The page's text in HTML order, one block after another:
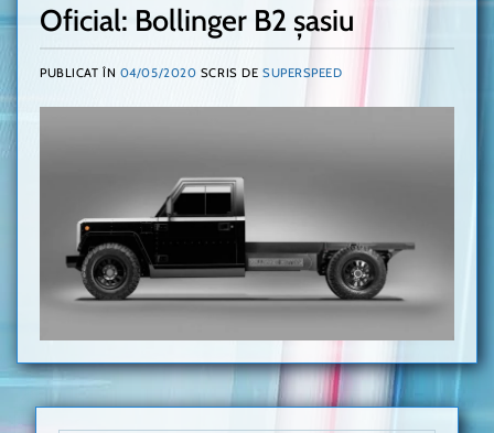
Oficial: Bollinger B2 șasiu
PUBLICAT ÎN 04/05/2020 SCRIS DE SUPERSPEED